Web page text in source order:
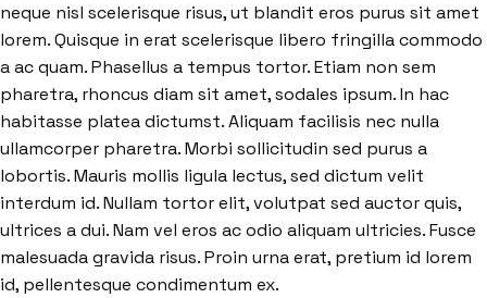
neque nisl scelerisque risus, ut blandit eros purus sit amet
lorem. Quisque in erat scelerisque libero fringilla commodo
a ac quam. Phasellus a tempus tortor. Etiam non sem
pharetra, rhoncus diam sit amet, sodales ipsum. In hac
habitasse platea dictumst. Aliquam facilisis nec nulla
ullamcorper pharetra. Morbi sollicitudin sed purus a
lobortis. Mauris mollis ligula lectus, sed dictum velit
interdum id. Nullam tortor elit, volutpat sed auctor quis,
ultrices a dui. Nam vel eros ac odio aliquam ultricies. Fusce
malesuada gravida risus. Proin urna erat, pretium id lorem
id, pellentesque condimentum ex.